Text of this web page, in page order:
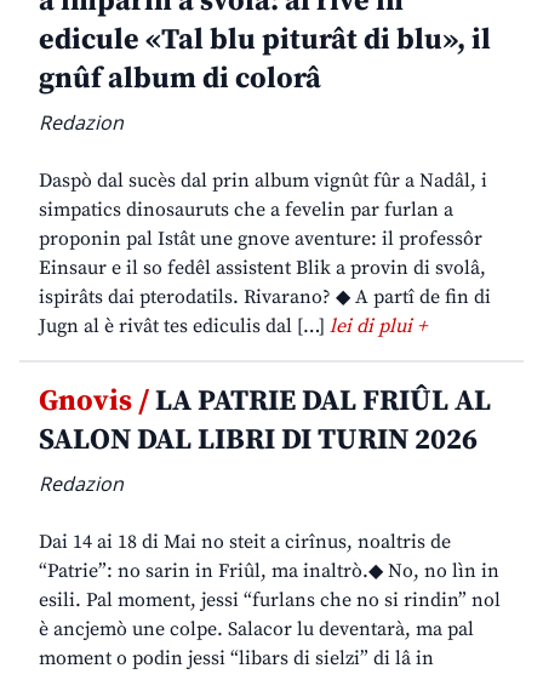
edicule «Tal blu piturât di blu», il
gnûf album di colorâ
Redazion
Daspò dal sucès dal prin album vignût fûr a Nadâl, i
simpatics dinosauruts che a fevelin par furlan a
proponin pal Istât une gnove aventure: il professôr
Einsaur e il so fedêl assistent Blik a provin di svolâ,
ispirâts dai pterodatils. Rivarano? ◆ A partî de fin di
Jugn al è rivât tes ediculis dal […] lei di plui +
Gnovis /LA PATRIE DAL FRIÛL AL
SALON DAL LIBRI DI TURIN 2026
Redazion
Dai 14 ai 18 di Mai no steit a cirînus, noaltris de
“Patrie”: no sarin in Friûl, ma inaltrò.◆ No, no lìn in
esili. Pal moment, jessi “furlans che no si rindin” nol
è ancjemò une colpe. Salacor lu deventarà, ma pal
moment o podin jessi “libars di sielzi” di lâ in